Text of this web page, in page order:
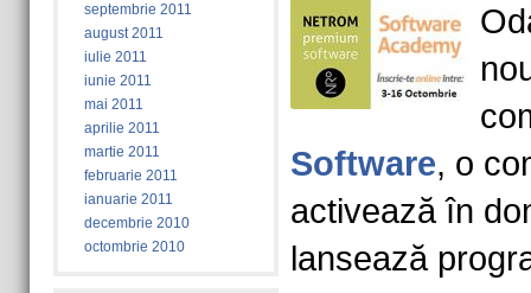
septembrie 2011
august 2011
iulie 2011
iunie 2011
mai 2011
aprilie 2011
martie 2011
februarie 2011
ianuarie 2011
decembrie 2010
octombrie 2010
Software, o
activează în
lansează